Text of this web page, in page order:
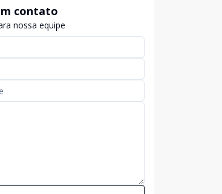
contato
nossa equipe